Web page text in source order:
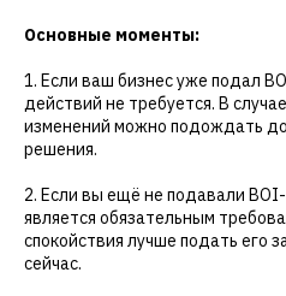
Основные моменты:
1. Если ваш бизнес уже подал
действий не требуется. В
изменений можно подождать до
решения.
2. Если вы ещё не подавали
является обязательным
спокойствия лучше подать его
сейчас.